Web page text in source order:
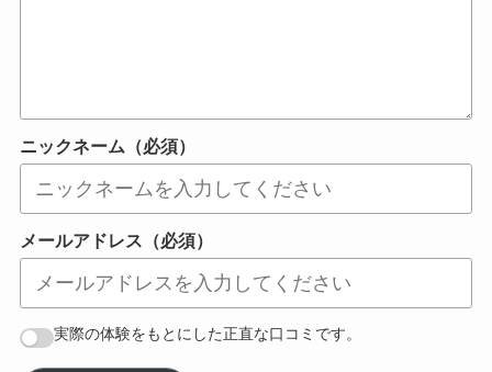
ニックネーム（必須）
メールアドレス（必須）
実際の体験をもとにした正直な口コミです。